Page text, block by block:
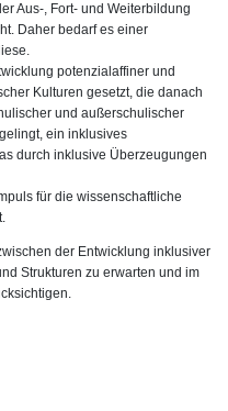
Aus-, Fort- und Weiterbildung
Daher bedarf es einer
potenzialaffiner und
Kulturen gesetzt, die danach
und außerschulischer
ein inklusives
durch inklusive Überzeugungen
für die wissenschaftliche
der Entwicklung inklusiver
Strukturen zu erwarten und im